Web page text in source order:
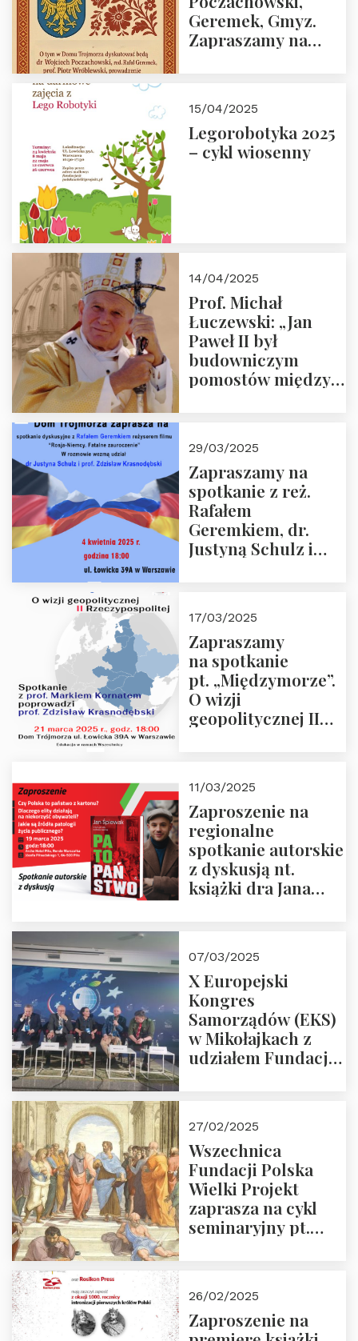
Geremek, Gmyz.
Zapraszamy na
Trójmorza.
15/04/2025
Legorobotyka 2025
– cykl wiosenny
14/04/2025
Prof. Michał
Łuczewski: „Jan
Paweł II był
budowniczym
pomostów między
29/03/2025
Zapraszamy na
spotkanie z reż.
Rafałem
Geremkiem, dr.
Justyną Schulz i
“Rosja-Niemcy…”
17/03/2025
Zapraszamy
na spotkanie
pt. „Międzymorze”.
O wizji
geopolitycznej II
i prof.
Krasnodębski
11/03/2025
Zaproszenie na
regionalne
spotkanie autorskie
z dyskusją nt.
książki dra Jana
07/03/2025
X Europejski
Kongres
Samorządów (EKS)
w Mikołajkach z
udziałem Fundacji
27/02/2025
Wszechnica
Fundacji Polska
Wielki Projekt
zaprasza na cykl
seminaryjny pt.
26/02/2025
Zaproszenie na